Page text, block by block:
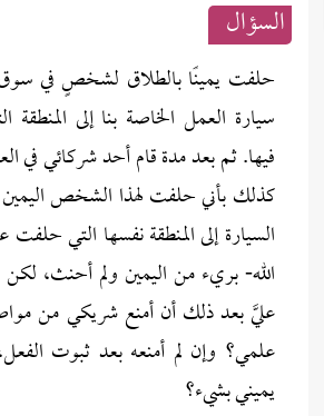
السؤال
حلفت يمينًا بالطلاق لشخصٍ في
سيارة العمل الخاصة بنا إلى
فيها. ثم بعد مدة قام أحد شركائي في
كذلك بأني حلفت لهذا الشخص اليمين
السيارة إلى المنطقة نفسها التي حلفت
الله- بريء من اليمين ولم أحنث،
عليَّ بعد ذلك أن أمنع شريكي من
علمي؟ وإن لم أمنعه بعد ثبوت
يميني بشيء؟